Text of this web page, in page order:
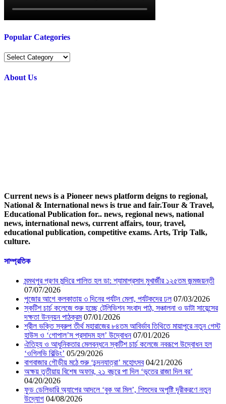
Popular Categories
Popular
About Us
Current news is a Pioneer news platform deigns to regional,
National & International news is true and fair.Tour & Travel,
Educational Publication for.. news, regional news, national
news, international news, current affairs, tour, travel,
educational publication, competitive exams. Arts, Trip Talk,
culture.
সাম্প্রতিক
মন্মথপুর প্রণব মন্দিরে পালিত হল ডা: শ্যামাপ্রসাদ মুখার্জীর ১২৫তম জন্মজয়ন্তী
07/07/2026
পুজোর আগে কলকাতায় ৩ দিনের পর্যটন মেলা, পর্যটকদের ঢল 07/03/2026
স্কটিশ চার্চ কলেজে শুরু হচ্ছে টেলিভিশন সংবাদ পাঠ, সঞ্চালনা ও ডাটা সায়েন্সের
দক্ষতা উন্নয়ন পাঠক্রম 07/01/2026
শ্রীল ভক্তি স্বরুপ তীর্থ মহারাজের ৮৪তম আবির্ভাব তিথিতে মায়াপুরে নতুন গেস্ট
হাউস ও ‘গোপাল’স প্রসাদম হল’ উদ্বোধন 07/01/2026
ঐতিহ্য ও আধুনিকতার মেলবন্ধনে স্কটিশ চার্চ কলেজে নবরূপে উদ্বোধন হল
‘ওগিলভি বিল্ডিং’ 05/29/2026
বাগবাজার গৌড়ীয় মঠে শুরু ‘চন্দনযাত্রা’ মহোৎসব 04/21/2026
অক্ষয় তৃতীয়ায় বিশেষ অফার, ২১ বছরে পা দিল ‘ভূতের রাজা দিল বর’
04/20/2026
ফুড ডেলিভারি অ্যাপের আদলে ‘বুক আ মিল’, শিশুদের অপুষ্টি দূরীকরণে নতুন
উদ্যোগ 04/08/2026